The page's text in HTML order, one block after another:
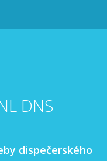
DNS
dispečerského